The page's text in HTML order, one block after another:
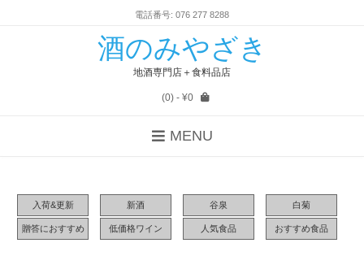
電話番号: 076 277 8288
酒のみやざき
地酒専門店＋食料品店
(0)- ¥0
MENU
入荷&更新 新酒 谷泉 白菊
贈答におすすめ 低価格ワイン 人気食品 おすすめ食品